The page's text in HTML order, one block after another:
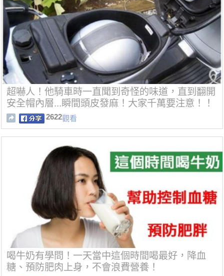
超嚇人！他騎車時一直聞到奇怪的味道，直到翻開
安全帽內層...瞬間頭皮發麻！大家千萬要注意！！
2622觀看
喝牛奶有學問！一天當中這個時間喝最好，降血
糖、預防肥肉上身，不會浪費營養！